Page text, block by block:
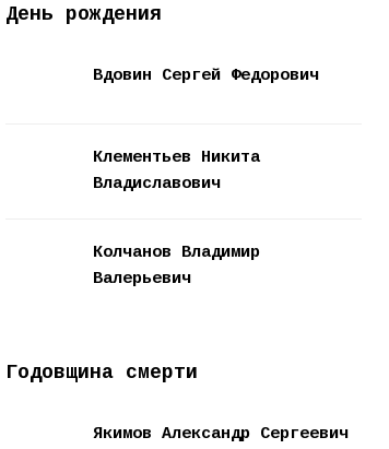
День рождения
Вдовин Сергей Федорович
Клементьев Никита
Владиславович
Колчанов Владимир
Валерьевич
Годовщина смерти
Якимов Александр Сергеевич